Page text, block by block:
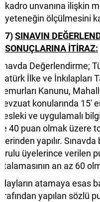
kadro unvanına ilişkin
yeteneğin ölçülmesini
7)SINAVIN
SONUÇLARINA İTİRAZ:
Değerlendirme;
İlke ve İnkılapları
Kanunu,
konularında 15'
ve uygulamalı
40 puan olmak üzere
yapılır. Sınavda
üyelerince verilen
an az 60
atamaya esas
yapılan sözlü